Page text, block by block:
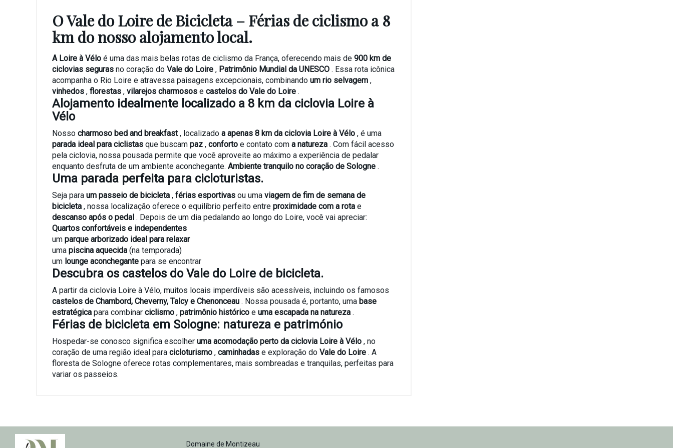
O Vale do Loire de Bicicleta – Férias de ciclismo a 8
km do nosso alojamento local.
A Loire à Vélo é uma das mais belas rotas de ciclismo da França, oferecendo mais de 900 km de
ciclovias seguras no coração do Vale do Loire , Patrimônio Mundial da UNESCO . Essa rota icônica
acompanha o Rio Loire e atravessa paisagens excepcionais, combinando um rio selvagem ,
vinhedos , florestas , vilarejos charmosos e castelos do Vale do Loire .
Alojamento idealmente localizado a 8 km da ciclovia Loire à
Vélo
Nosso charmoso bed and breakfast, localizado a apenas 8 km da ciclovia Loire à Vélo , é uma
parada ideal para ciclistas que buscam paz , conforto e contato com a natureza . Com fácil acesso
pela ciclovia, nossa pousada permite que você aproveite ao máximo a experiência de pedalar
enquanto desfruta de um ambiente aconchegante. Ambiente tranquilo no coração de Sologne .
Uma parada perfeita para cicloturistas.
Seja para um passeio de bicicleta , férias esportivas ou uma viagem de fim de semana de
bicicleta , nossa localização oferece o equilíbrio perfeito entre proximidade com a rota e
descanso após o pedal . Depois de um dia pedalando ao longo do Loire, você vai apreciar:
Quartos confortáveis e independentes
um parque arborizado ideal para relaxar
uma piscina aquecida (na temporada)
um lounge aconchegante para se encontrar
Descubra os castelos do Vale do Loire de bicicleta.
A partir da ciclovia Loire à Vélo, muitos locais imperdíveis são acessíveis, incluindo os famosos
castelos de Chambord, Cheverny, Talcy e Chenonceau . Nossa pousada é, portanto, uma base
estratégica para combinar ciclismo , patrimônio histórico e uma escapada na natureza .
Férias de bicicleta em Sologne: natureza e património
Hospedar-se conosco significa escolher uma acomodação perto da ciclovia Loire à Vélo , no
coração de uma região ideal para cicloturismo , caminhadas e exploração do Vale do Loire . A
floresta de Sologne oferece rotas complementares, mais sombreadas e tranquilas, perfeitas para
variar os passeios.
Domaine de Montizeau